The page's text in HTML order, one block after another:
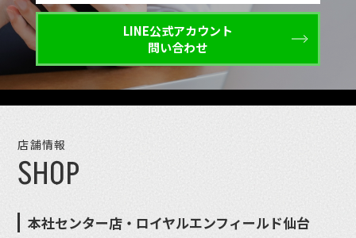
LINE公式アカウント
問い合わせ
店舗情報
SHOP
本社センター店・ロイヤルエンフィールド仙台